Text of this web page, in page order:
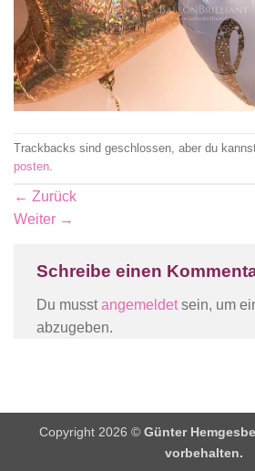
Trackbacks sind geschlossen, aber du
posten.
← Zurück
Weiter →
Schreibe einen
Du musstangemeldetsein, um
abzugeben.
Copyright 2026 © Günter
vorbehalten.